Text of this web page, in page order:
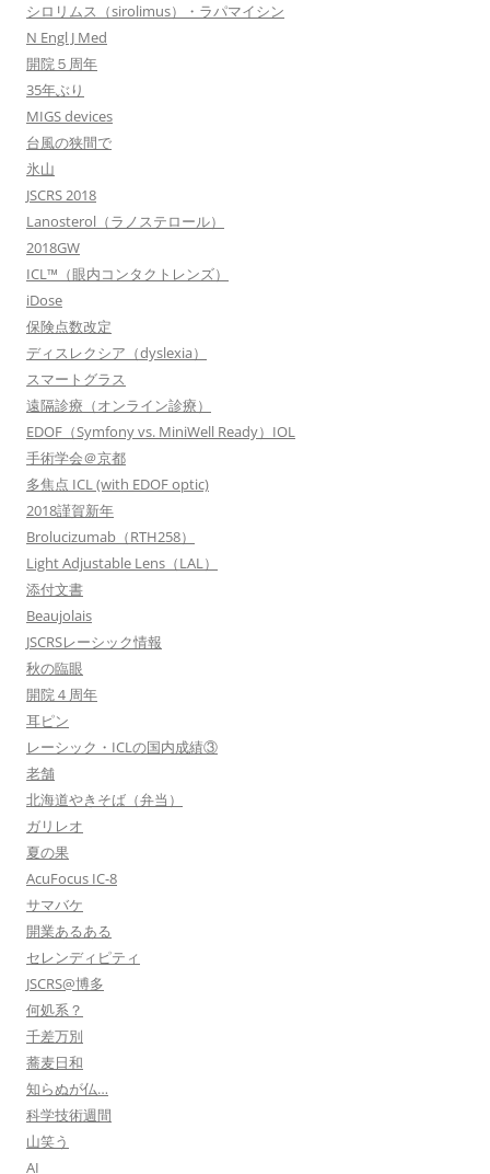
シロリムス（sirolimus）・ラパマイシン
N Engl J Med
開院５周年
35年ぶり
MIGS devices
台風の狭間で
氷山
JSCRS 2018
Lanosterol（ラノステロール）
2018GW
ICL™（眼内コンタクトレンズ）
iDose
保険点数改定
ディスレクシア（dyslexia）
スマートグラス
遠隔診療（オンライン診療）
EDOF（Symfony vs. MiniWell Ready）IOL
手術学会＠京都
多焦点 ICL (with EDOF optic)
2018謹賀新年
Brolucizumab（RTH258）
Light Adjustable Lens（LAL）
添付文書
Beaujolais
JSCRSレーシック情報
秋の臨眼
開院４周年
耳ピン
レーシック・ICLの国内成績③
老舗
北海道やきそば（弁当）
ガリレオ
夏の果
AcuFocus IC-8
サマバケ
開業あるある
セレンディピティ
JSCRS@博多
何処系？
千差万別
蕎麦日和
知らぬが仏…
科学技術週間
山笑う
AI